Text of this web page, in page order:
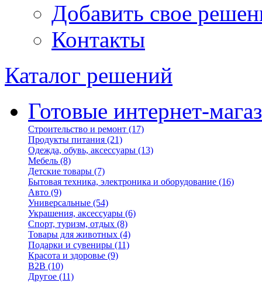
Добавить свое
Контакты
Каталог решений
Готовые интернет-
Строительство и ремонт (17)
Продукты питания (21)
Одежда, обувь, аксессуары (13)
Мебель (8)
Детские товары (7)
Бытовая техника, электроника и оборудование (16)
Авто (9)
Универсальные (54)
Украшения, аксессуары (6)
Спорт, туризм, отдых (8)
Товары для животных (4)
Подарки и сувениры (11)
Красота и здоровье (9)
B2B (10)
Другое (11)